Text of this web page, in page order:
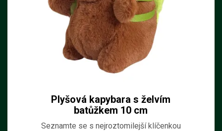
Plyšová kapybara s želvím
batůžkem 10 cm
Seznamte se s nejroztomilejší klíčenkou